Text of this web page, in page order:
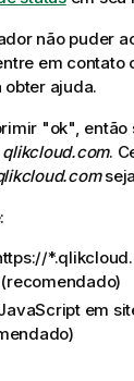
não puder
em contato
obter ajuda.
"ok", então
qlikcloud.com.
em